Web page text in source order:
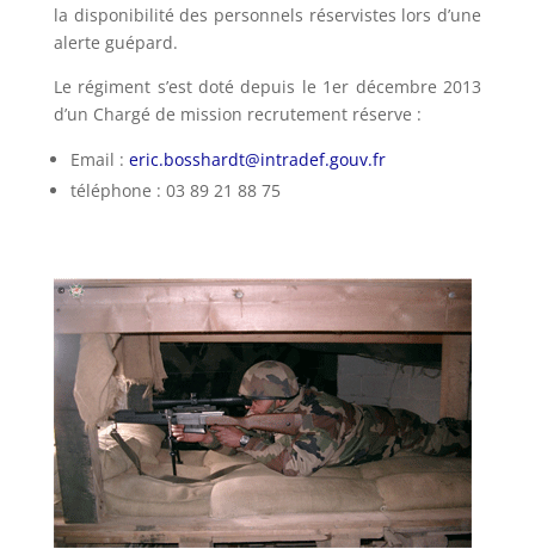
la disponibilité des personnels réservistes lors d’une
alerte guépard.
Le régiment s’est doté depuis le 1er décembre 2013
d’un Chargé de mission recrutement réserve :
Email : eric.bosshardt@intradef.gouv.fr
téléphone : 03 89 21 88 75